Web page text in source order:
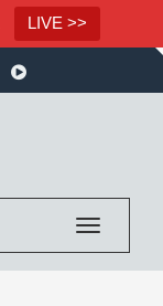
LIVE >>
Toggle